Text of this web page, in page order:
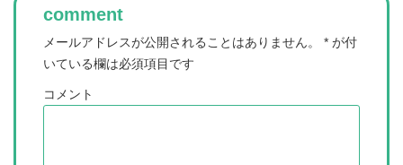
comment
メールアドレスが公開されることはありません。 * が付
いている欄は必須項目です
コメント